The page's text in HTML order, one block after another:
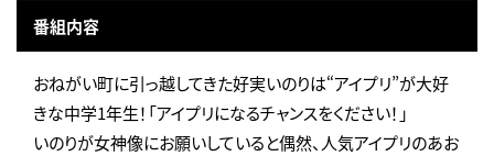
番組内容
おねがい町に引っ越してきた好実いのりは“アイプリ”が大好
きな中学1年生！「アイプリになるチャンスをください！」
いのりが女神像にお願いしていると偶然、人気アイプリのあお